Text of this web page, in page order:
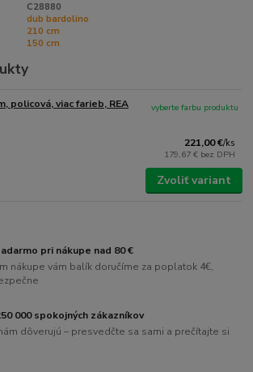
C28880
dub bardolino
210 cm
150 cm
policová, viac farieb, REA
221,00 €/ks
179,67 € bez DPH
vyberte farbu produktu
Zvoliť variant
pri nákupe nad 80 €
nákupe vám balík doručíme za poplatok 4€,
000 spokojných zákazníkov
dôverujú – presvedčte sa sami a prečítajte si